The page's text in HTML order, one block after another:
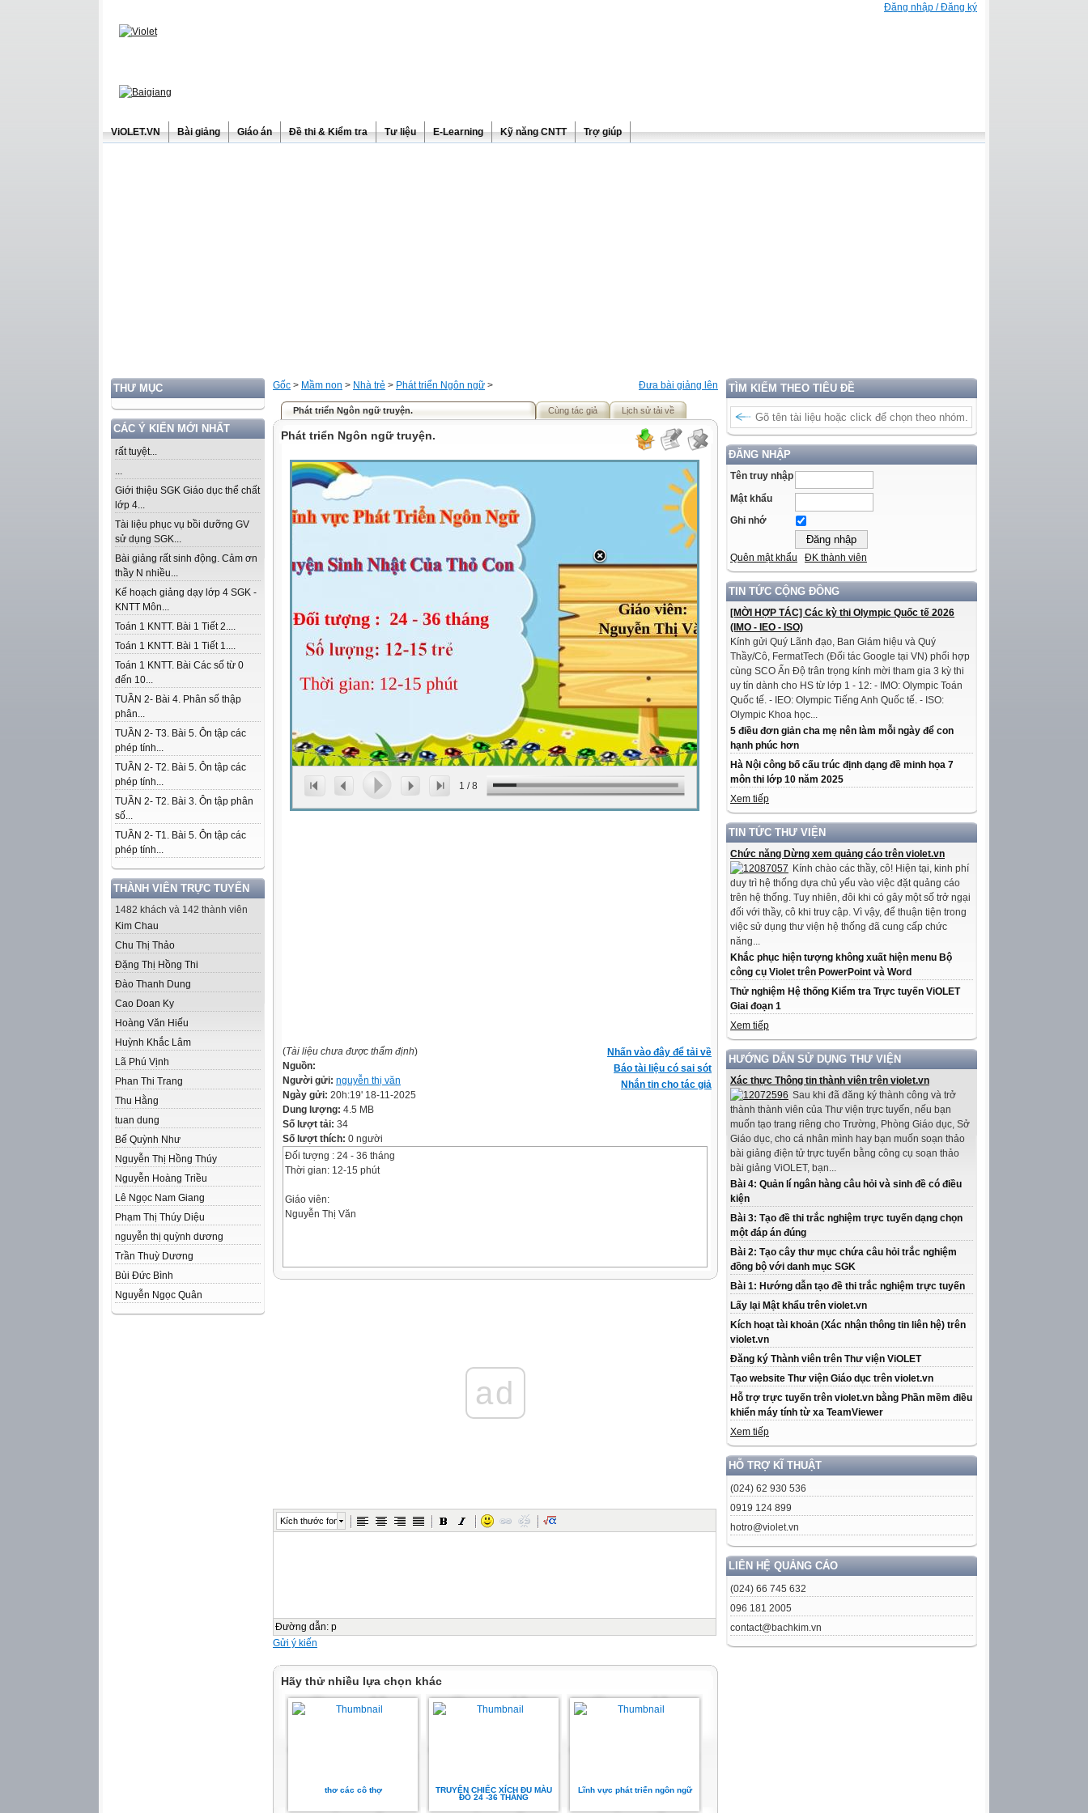
Đăng nhập / Đăng ký
ViOLET.VN Bài giảng Giáo án Đề thi & Kiểm tra Tư liệu E-Learning Kỹ năng CNTT Trợ giúp
THƯ MỤC
CÁC Ý KIẾN MỚI NHẤT
rất tuyệt...
...
Giới thiệu SGK Giáo dục thể chất
lớp 4...
Tài liệu phục vụ bồi dưỡng GV
sử dụng SGK...
Bài giảng rất sinh động. Cảm ơn
thầy N nhiều...
Kế hoạch giảng dạy lớp 4 SGK -
KNTT Môn...
Toán 1 KNTT. Bài 1 Tiết 2....
Toán 1 KNTT. Bài 1 Tiết 1....
Toán 1 KNTT. Bài Các số từ 0
đến 10...
TUẦN 2- Bài 4. Phân số thập
phân...
TUẦN 2- T3. Bài 5. Ôn tập các
phép tính...
TUẦN 2- T2. Bài 5. Ôn tập các
phép tính...
TUẦN 2- T2. Bài 3. Ôn tập phân
số...
TUẦN 2- T1. Bài 5. Ôn tập các
phép tính...
THÀNH VIÊN TRỰC TUYẾN
1482 khách và 142 thành viên
Kim Chau
Chu Thị Thảo
Đặng Thị Hồng Thi
Đào Thanh Dung
Cao Doan Ky
Hoàng Văn Hiếu
Huỳnh Khắc Lâm
Lã Phú Vịnh
Phan Thi Trang
Thu Hằng
tuan dung
Bế Quỳnh Như
Nguyễn Thị Hồng Thúy
Nguyễn Hoàng Triều
Lê Ngọc Nam Giang
Phạm Thị Thúy Diệu
nguyễn thị quỳnh dương
Trần Thuỳ Dương
Bùi Đức Bình
Nguyễn Ngọc Quân
TÌM KIẾM THEO TIÊU ĐỀ
ĐĂNG NHẬP
Tên truy nhập
Mật khẩu
Ghi nhớ
Quên mật khẩu ĐK thành viên
TIN TỨC CỘNG ĐỒNG
[MỜI HỢP TÁC] Các kỳ thi Olympic Quốc tế 2026
(IMO - IEO - ISO)
Kính gửi Quý Lãnh đạo, Ban Giám hiệu và Quý
Thầy/Cô, FermatTech (Đối tác Google tại VN) phối hợp
cùng SCO Ấn Độ trân trọng kính mời tham gia 3 kỳ thi
uy tín dành cho HS từ lớp 1 - 12: - IMO: Olympic Toán
Quốc tế. - IEO: Olympic Tiếng Anh Quốc tế. - ISO:
Olympic Khoa học...
5 điều đơn giản cha mẹ nên làm mỗi ngày để con
hạnh phúc hơn
Hà Nội công bố cấu trúc định dạng đề minh họa 7
môn thi lớp 10 năm 2025
Xem tiếp
TIN TỨC THƯ VIỆN
Chức năng Dừng xem quảng cáo trên violet.vn
Kính chào các thầy, cô! Hiện tại, kinh phí
duy trì hệ thống dựa chủ yếu vào việc đặt quảng cáo
trên hệ thống. Tuy nhiên, đôi khi có gây một số trở ngại
đối với thầy, cô khi truy cập. Vì vậy, để thuận tiện trong
việc sử dụng thư viện hệ thống đã cung cấp chức
năng...
Khắc phục hiện tượng không xuất hiện menu Bộ
công cụ Violet trên PowerPoint và Word
Thử nghiệm Hệ thống Kiểm tra Trực tuyến ViOLET
Giai đoạn 1
Xem tiếp
HƯỚNG DẪN SỬ DỤNG THƯ VIỆN
Xác thực Thông tin thành viên trên violet.vn
Sau khi đã đăng ký thành công và trở
thành thành viên của Thư viện trực tuyến, nếu bạn
muốn tạo trang riêng cho Trường, Phòng Giáo dục, Sở
Giáo dục, cho cá nhân mình hay bạn muốn soạn thảo
bài giảng điện tử trực tuyến bằng công cụ soạn thảo
bài giảng ViOLET, bạn...
Bài 4: Quản lí ngân hàng câu hỏi và sinh đề có điều
kiện
Bài 3: Tạo đề thi trắc nghiệm trực tuyến dạng chọn
một đáp án đúng
Bài 2: Tạo cây thư mục chứa câu hỏi trắc nghiệm
đồng bộ với danh mục SGK
Bài 1: Hướng dẫn tạo đề thi trắc nghiệm trực tuyến
Lấy lại Mật khẩu trên violet.vn
Kích hoạt tài khoản (Xác nhận thông tin liên hệ) trên
violet.vn
Đăng ký Thành viên trên Thư viện ViOLET
Tạo website Thư viện Giáo dục trên violet.vn
Hỗ trợ trực tuyến trên violet.vn bằng Phần mềm điều
khiển máy tính từ xa TeamViewer
Xem tiếp
HỖ TRỢ KĨ THUẬT
(024) 62 930 536
0919 124 899
hotro@violet.vn
LIÊN HỆ QUẢNG CÁO
(024) 66 745 632
096 181 2005
contact@bachkim.vn
Đưa bài giảng lên
Gốc > Mầm non > Nhà trẻ > Phát triển Ngôn ngữ >
Phát triển Ngôn ngữ truyện. Cùng tác giả Lịch sử tải về
Phát triển Ngôn ngữ truyện.
1 /8
Nhấn vào đây để tải về
Báo tài liệu có sai sót
Nhắn tin cho tác giả
(Tài liệu chưa được thẩm định)
Nguồn:
Người gửi: nguyễn thị văn
Ngày gửi: 20h:19' 18-11-2025
Dung lượng: 4.5 MB
Số lượt tải: 34
Số lượt thích: 0 người
Đối tượng : 24 - 36 tháng
Thời gian: 12-15 phút
Giáo viên:
Nguyễn Thị Văn
ad
Kích thước font
Đường dẫn: p
Gửi ý kiến
Hãy thử nhiều lựa chọn khác
thơ các cô thợ
TRUYỆN CHIẾC XÍCH ĐU MÀU
ĐỎ 24 -36 THÁNG
Lĩnh vực phát triển ngôn ngữ